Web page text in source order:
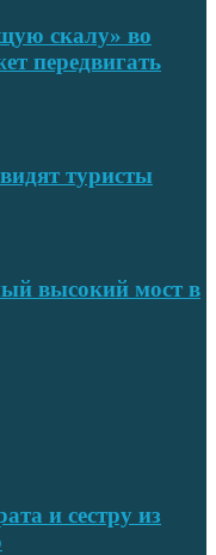
скалу» во
передвигать
туристы
высокий мост в
и сестру из